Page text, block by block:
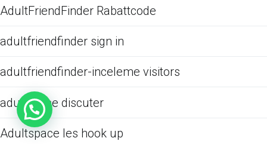
AdultFriendFinder Rabattcode
adultfriendfinder sign in
adultfriendfinder-inceleme visitors
adultspace discuter
Adultspace les hook up